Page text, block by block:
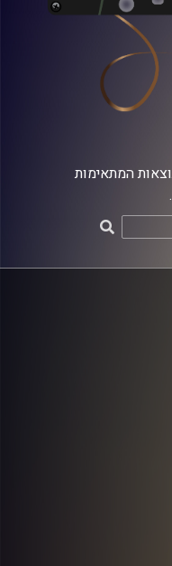
המתאימות